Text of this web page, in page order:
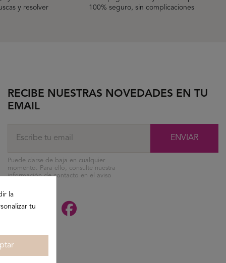
y resolver
100% seguro, sin complicaciones
RECIBE NUESTRAS NOVEDADES EN TU
EMAIL
ENVIAR
Puede darse de baja en cualquier
momento. Para ello, consulte nuestra
información de contacto en el aviso
la
tu